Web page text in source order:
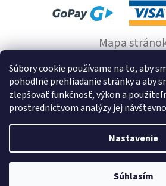
Súbory cookie používame na to, aby
pohodlné prehliadanie stránky a aby
zlepšovať funkčnosť, výkon a
prostredníctvom analýzy jej
Nastavenie
Súhlasím
Mapa
Informácie o
© 2022 GRUND
Vytvoril
Kúpeľňové predložky